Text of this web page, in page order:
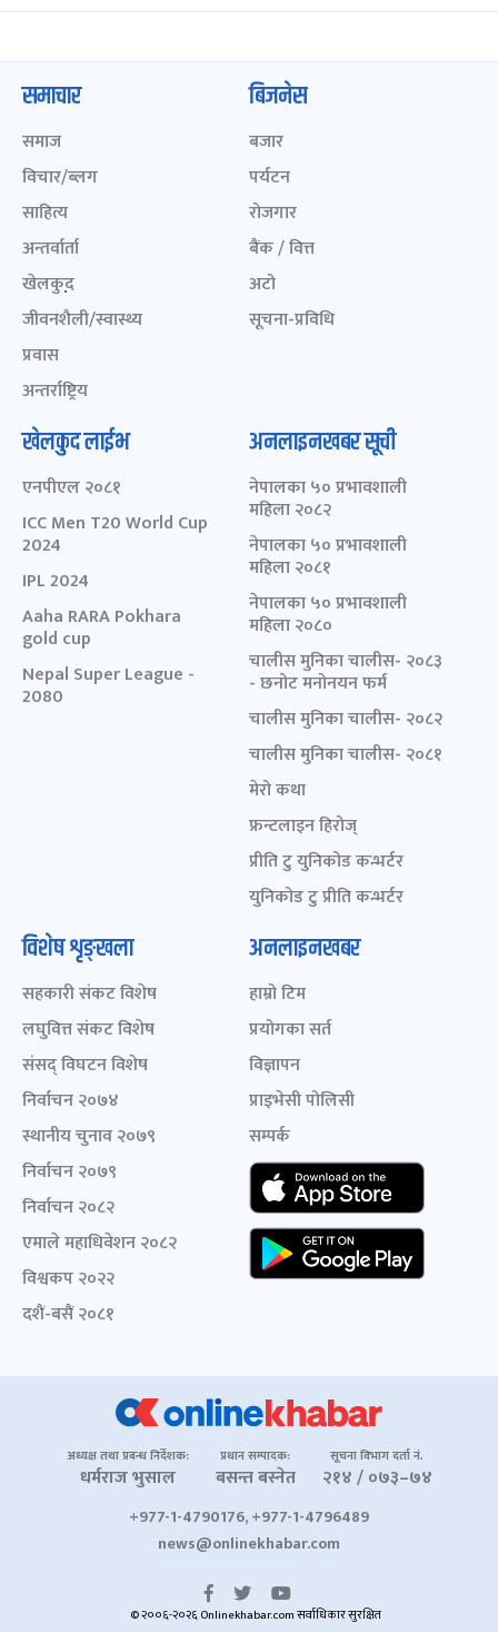
समाचार
समाज
विचार/ब्लग
साहित्य
अन्तर्वार्ता
खेलकुद़़
जीवनशैली/स्वास्थ्य
प्रवास
अन्तर्राष्ट्रिय
बिजनेस
बजार
पर्यटन
रोजगार
बैंक / वित्त
अटो
सूचना-प्रविधि
खेलकुद लाईभ
एनपीएल २०८१
ICC Men T20 World Cup
2024
IPL 2024
Aaha RARA Pokhara
gold cup
Nepal Super League -
2080
अनलाइनखबर सूची
नेपालका ५० प्रभावशाली
महिला २०८२
नेपालका ५० प्रभावशाली
महिला २०८१
नेपालका ५० प्रभावशाली
महिला २०८०
चालीस मुनिका चालीस- २०८३
- छनोट मनोनयन फर्म
चालीस मुनिका चालीस- २०८२
चालीस मुनिका चालीस- २०८१
मेरो कथा
फ्रन्टलाइन हिरोज्
प्रीति टु युनिकोड कन्भर्टर
युनिकोड टु प्रीति कन्भर्टर
विशेष शृङ्खला
सहकारी संकट विशेष
लघुवित्त संकट विशेष
संसद् विघटन विशेष
निर्वाचन २०७४
स्थानीय चुनाव २०७९
निर्वाचन २०७९
निर्वाचन २०८२
एमाले महाधिवेशन २०८२
विश्वकप २०२२
दशैं-बसैं २०८१
अनलाइनखबर
हाम्रो टिम
प्रयोगका सर्त
विज्ञापन
प्राइभेसी पोलिसी
सम्पर्क
अध्यक्ष तथा प्रबन्ध निर्देशक:
धर्मराज भुसाल
प्रधान सम्पादक:
बसन्त बस्नेत
सूचना विभाग दर्ता नं.
२१४ / ०७३–७४
+977-1-4790176, +977-1-4796489
news@onlinekhabar.com
© २००६-२०२६ Onlinekhabar.com सर्वाधिकार सुरक्षित